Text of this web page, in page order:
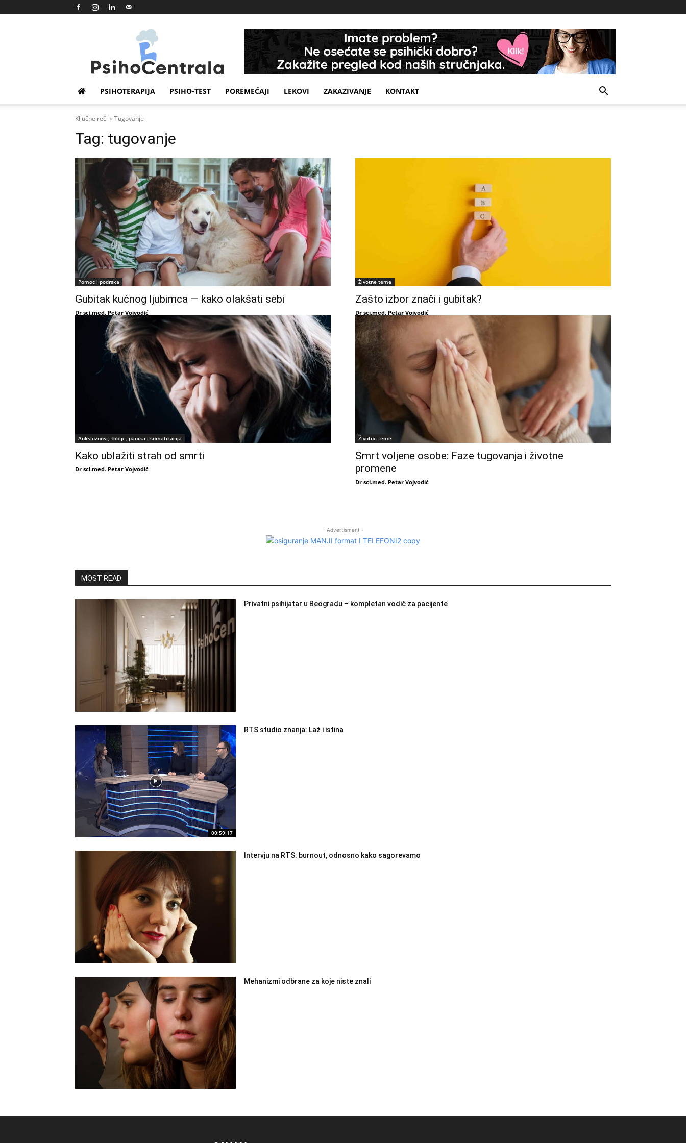
Psihocentrala
PSIHOTERAPIJA PSIHO-TEST POREMEĆAJI LEKOVI ZAKAZIVANJE KONTAKT
Ključne reči Tugovanje
Tag: tugovanje
Pomoc i podrska
Gubitak kućnog ljubimca — kako olakšati sebi
Dr sci.med. Petar Vojvodić
Životne teme
Zašto izbor znači i gubitak?
Dr sci.med. Petar Vojvodić
Anksioznost, fobije, panika i somatizacija
Kako ublažiti strah od smrti
Dr sci.med. Petar Vojvodić
Životne teme
Smrt voljene osobe: Faze tugovanja i životne
promene
Dr sci.med. Petar Vojvodić
- Advertisment -
MOST READ
Privatni psihijatar u Beogradu – kompletan vodič za pacijente
00:59:17
RTS studio znanja: Laž i istina
Intervju na RTS: burnout, odnosno kako sagorevamo
Mehanizmi odbrane za koje niste znali